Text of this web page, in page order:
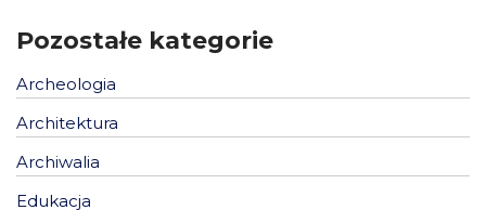
Pozostałe kategorie
Archeologia
Architektura
Archiwalia
Edukacja